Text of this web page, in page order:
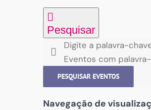
Pesquisar
Digite a palavra-
Eventos com
PESQUISAR EVENTOS
Navegação de